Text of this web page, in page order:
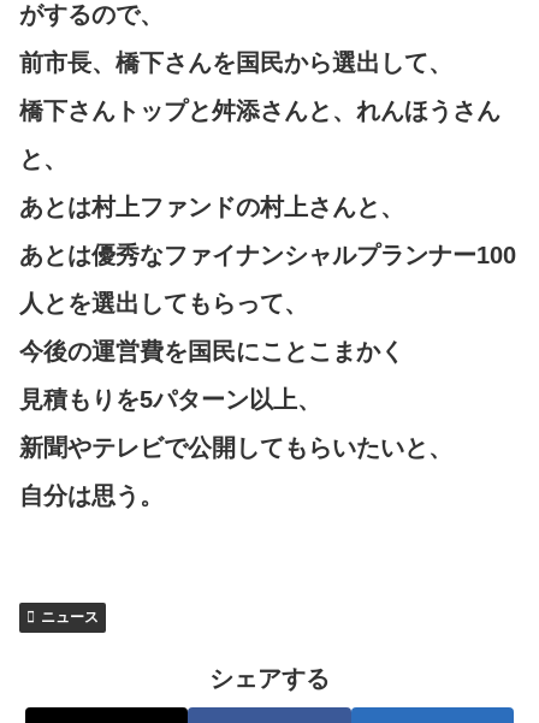
がするので、
前市長、橋下さんを国民から選出して、
橋下さんトップと舛添さんと、れんほうさん
と、
あとは村上ファンドの村上さんと、
あとは優秀なファイナンシャルプランナー100
人とを選出してもらって、
今後の運営費を国民にことこまかく
見積もりを5パターン以上、
新聞やテレビで公開してもらいたいと、
自分は思う。
ニュース
シェアする